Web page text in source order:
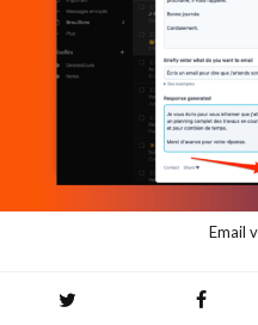
Email
Bravo pour avoir franchi les